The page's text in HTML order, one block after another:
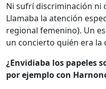
Ni sufrí discriminación ni
Llamaba la atención
regional femenino). Un
un concierto quién era la
¿Envidiaba los papeles
por ejemplo con